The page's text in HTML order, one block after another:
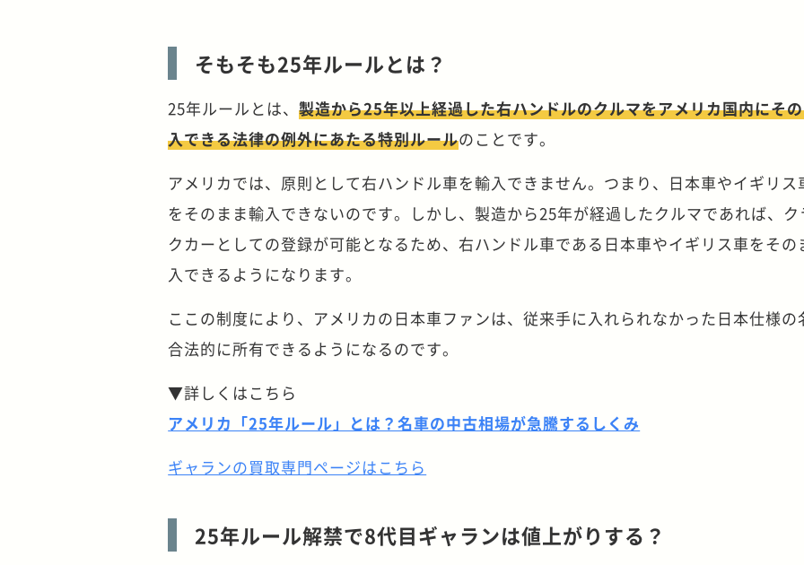
そもそも25年ルールとは？
25年ルールとは、製造から25年以上経過した右ハンドルのクルマをアメリカ国内にそ
入できる法律の例外にあたる特別ルールのことです。
アメリカでは、原則として右ハンドル車を輸入できません。つまり、日本車やイギリス
をそのまま輸入できないのです。しかし、製造から25年が経過したクルマであれば、
クカーとしての登録が可能となるため、右ハンドル車である日本車やイギリス車をその
入できるようになります。
ここの制度により、アメリカの日本車ファンは、従来手に入れられなかった日本仕様の
合法的に所有できるようになるのです。
▼詳しくはこちら
アメリカ「25年ルール」とは？名車の中古相場が急騰するしくみ
ギャランの買取専門ページはこちら
25年ルール解禁で8代目ギャランは値上がりする？